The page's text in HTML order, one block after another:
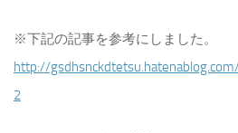
※下記の記事を参考にしました。
http://
2